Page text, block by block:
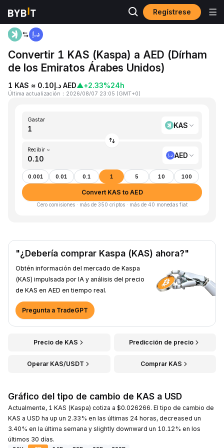
Regístrese
Inicio KAS to AED
Convertir 1 KAS (Kaspa) a AED (Dírham
de los Emiratos Árabes Unidos)
1 KAS ≈ د.إ0.10 AED▲+2.33%24h
Última actualización ： 2026/08/07 23:05 (GMT+0)
Gastar
KAS
Recibir ~
AED
0.001 0.01 0.1 1 5 10 100
Convert KAS to AED
Cero comisiones · más de 350 criptos · más de 40 monedas fiat
"¿Debería comprar Kaspa (KAS) ahora?"
Obtén información del mercado de Kaspa
(KAS) impulsada por IA y análisis del precio
de KAS en AED en tiempo real.
Pregunta a TradeGPT
Precio de KAS Predicción de precio
Operar KAS/USDT Comprar KAS
Gráfico del tipo de cambio de KAS a USD
Actualmente, 1 KAS (Kaspa) cotiza a $0.026266. El tipo de cambio de
KAS a USD ha up un 2.33% en las últimas 24 horas, decreased un
3.40% en la última semana y slightly downward un 10.12% en los
últimos 30 días.